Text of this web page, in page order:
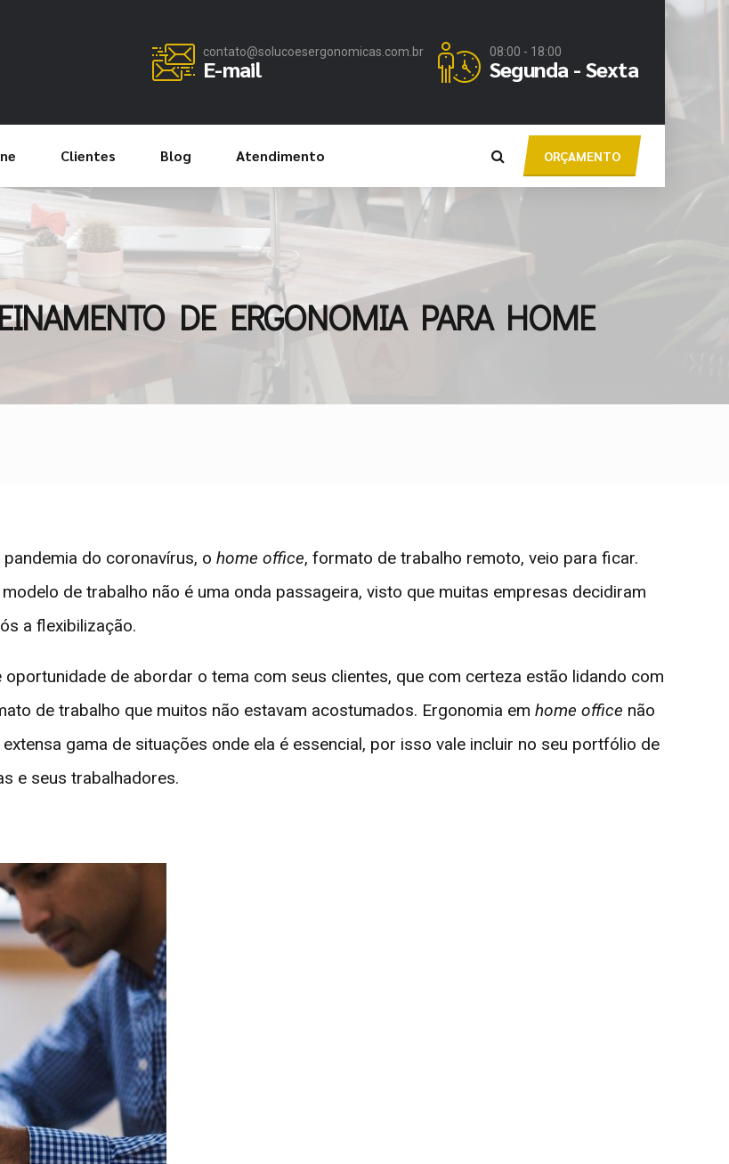
contato@solucoesergonomicas.com.br
E-mail
08:00 - 18:00
Segunda - Sexta
ORÇAMENTO
Clientes Blog Atendimento
DE ERGONOMIA PARA HOME
do coronavírus, o home office, formato de trabalho remoto, veio para ficar.
de trabalho não é uma onda passageira, visto que muitas empresas decidiram
a flexibilização.
de abordar o tema com seus clientes, que com certeza estão lidando com
de trabalho que muitos não estavam acostumados. Ergonomia em home office não
gama de situações onde ela é essencial, por isso vale incluir no seu portfólio de
e seus trabalhadores.